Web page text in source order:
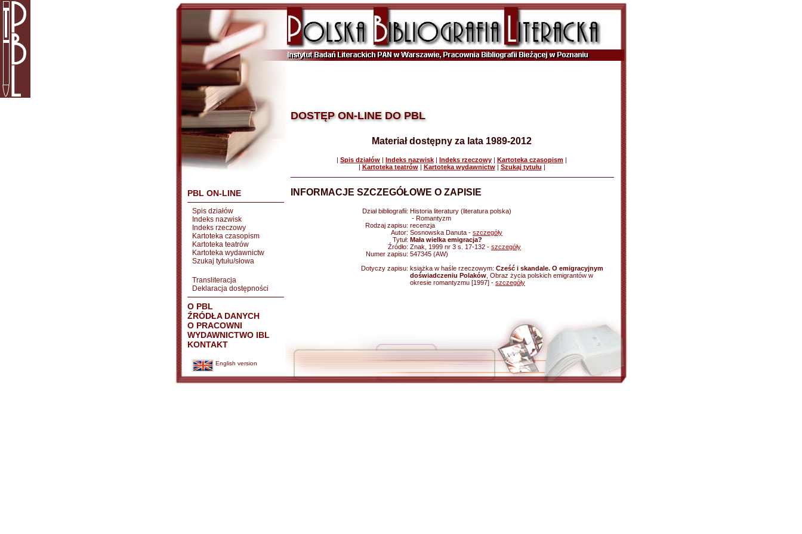
PBL ON-LINE
Spis działów
Indeks nazwisk
Indeks rzeczowy
Kartoteka czasopism
Kartoteka teatrów
Kartoteka wydawnictw
Szukaj tytułu/słowa
Transliteracja
Deklaracja dostępności
O PBL
ŹRÓDŁA DANYCH
O PRACOWNI
WYDAWNICTWO IBL
KONTAKT
English version
DOSTĘP ON-LINE DO PBL
Materiał dostępny za lata 1989-2012
| Spis działów | Indeks nazwisk | Indeks rzeczowy | Kartoteka czasopism |
| Kartoteka teatrów| Kartoteka wydawnictw| Szukaj tytułu |
INFORMACJE SZCZEGÓŁOWE O ZAPISIE
Dział bibliografii: Historia literatury (literatura polska)
- Romantyzm
Rodzaj zapisu: recenzja
Autor: Sosnowska Danuta - szczegóły
Tytuł: Mała wielka emigracja?
Źródło: Znak, 1999 nr 3 s. 17-132 - szczegóły
Numer zapisu: 547345 (AW)
Dotyczy zapisu: książka w haśle rzeczowym: Cześć i skandale. O emigracyjnym
doświadczeniu Polaków , Obraz życia polskich emigrantów w
okresie romantyzmu [1997] - szczegóły